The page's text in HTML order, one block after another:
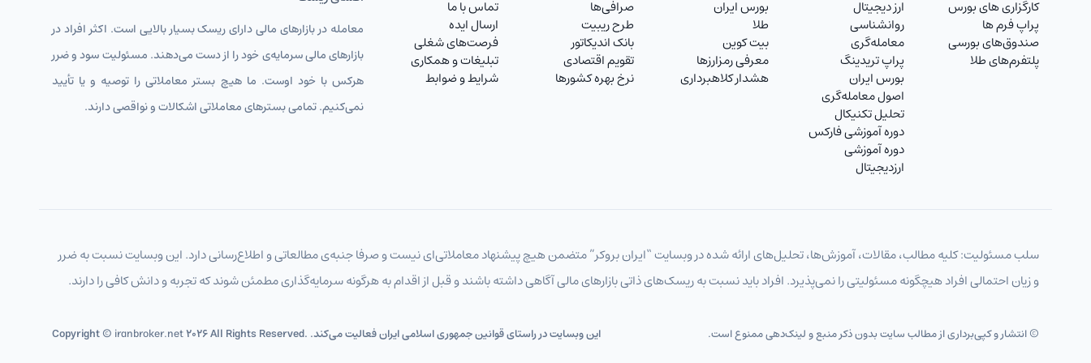
USDCHF دلار به فرانک جفت‌ارزهای اصلی
USDJPY دلار به ین جفت‌ارزهای اصلی
جفت‌ارزهای اصلی
EURIRT یورو نرخ ارز / تومان
GBPIRT پوند انگلیس نرخ ارز / تومان
کارگزاری های بورس
پراپ فرم ها
صندوق‌های بورسی
پلتفرم‌های طلا
ارز دیجیتال
روانشناسی
معامله‌گری
پراپ تریدینگ
بورس ایران
اصول معامله‌گری
تحلیل تکنیکال
دوره آموزشی فارکس
دوره آموزشی
ارزدیجیتال
بورس ایران
طلا
بیت کوین
معرفی رمزارزها
هشدار کلاهبرداری
صرافی‌ها
طرح ریبیت
بانک اندیکاتور
تقویم اقتصادی
نرخ بهره کشورها
تماس با ما
ارسال ایده
فرصت‌های شغلی
تبلیغات و همکاری
شرایط و ضوابط
معامله در بازارهای مالی دارای ریسک بسیار بالایی است. اکثر افراد در
بازارهای مالی سرمایه‌ی خود را از دست می‌دهند. مسئولیت سود و ضرر
هرکس با خود اوست. ما هیچ بستر معاملاتی را توصیه و یا تأیید
نمی‌کنیم. تمامی بسترهای معاملاتی اشکالات و نواقصی دارند.
سلب مسئولیت: کلیه مطالب، مقالات، آموزش‌ها، تحلیل‌های ارائه شده در وبسایت “ایران بروکر” متضمن هیچ پیشنهاد معاملاتی‌ای نیست و صرفا جنبه‌ی مطالعاتی و اطلاع‌رسانی دارد. این وبسایت نسبت به ضرر
و زیان احتمالی افراد هیچگونه مسئولیتی را نمی‌پذیرد. افراد باید نسبت به ریسک‌های ذاتی بازارهای مالی آگاهی داشته باشند و قبل از اقدام به هرگونه سرمایه‌گذاری مطمئن شوند که تجربه و دانش کافی را دارند.
© انتشار و کپی‌برداری از مطالب سایت بدون ذکر منبع و لینک‌دهی ممنوع است. Copyright © iranbroker.net 2026 All Rights Reserved. .این وبسایت در راستای قوانین جمهوری اسلامی ایران فعالیت می‌کند